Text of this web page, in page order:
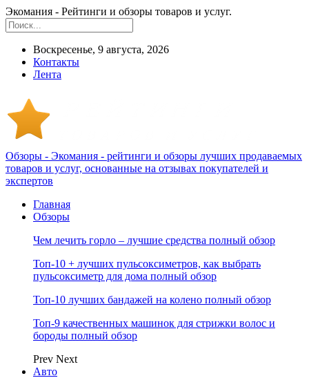
Экомания - Рейтинги и обзоры товаров и услуг.
Воскресенье, 9 августа, 2026
Контакты
Лента
Обзоры - Экомания - рейтинги и обзоры лучших продаваемых
товаров и услуг, основанные на отзывах покупателей и
экспертов
Главная
Обзоры
Чем лечить горло – лучшие средства полный обзор
Топ-10 + лучших пульсоксиметров, как выбрать
пульсоксиметр для дома полный обзор
Топ-10 лучших бандажей на колено полный обзор
Топ-9 качественных машинок для стрижки волос и
бороды полный обзор
Prev Next
Авто